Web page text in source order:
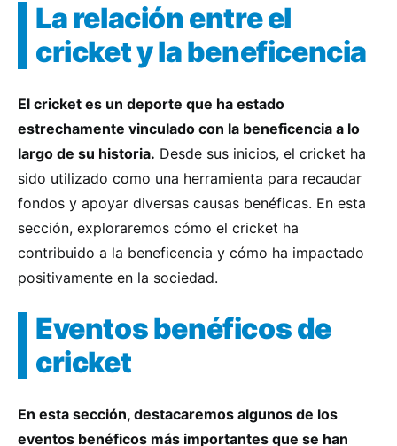
La relación entre el
cricket y la beneficencia
El cricket es un deporte que ha estado
estrechamente vinculado con la beneficencia a lo
largo de su historia. Desde sus inicios, el cricket ha
sido utilizado como una herramienta para recaudar
fondos y apoyar diversas causas benéficas. En esta
sección, exploraremos cómo el cricket ha
contribuido a la beneficencia y cómo ha impactado
positivamente en la sociedad.
Eventos benéficos de
cricket
En esta sección, destacaremos algunos de los
eventos benéficos más importantes que se han